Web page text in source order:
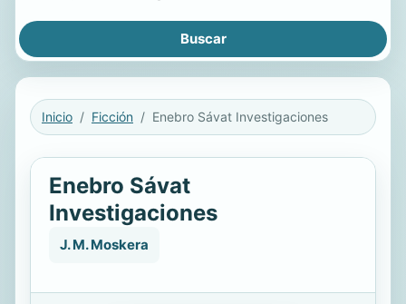
Inicio Ficción Enebro Sávat Investigaciones
Enebro Sávat
Investigaciones
J. M. Moskera